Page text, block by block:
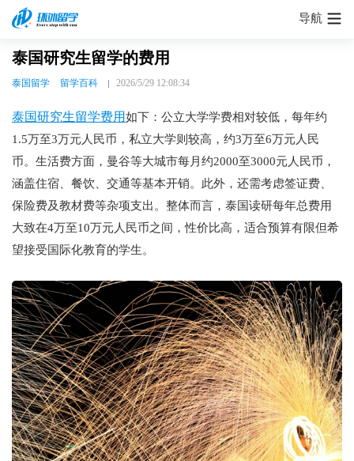
导航
泰国研究生留学的费用
泰国留学 留学百科 2026/5/29 12:08:34
泰国研究生留学费用如下：公立大学学费相对较低，每年约
1.5万至3万元人民币，私立大学则较高，约3万至6万元人民
币。生活费方面，曼谷等大城市每月约2000至3000元人民币，
涵盖住宿、餐饮、交通等基本开销。此外，还需考虑签证费、
保险费及教材费等杂项支出。整体而言，泰国读研每年总费用
大致在4万至10万元人民币之间，性价比高，适合预算有限但希
望接受国际化教育的学生。